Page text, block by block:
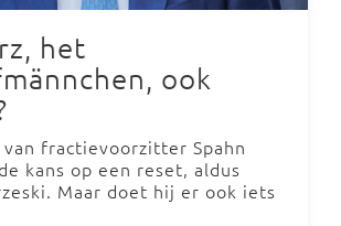
het
ook
fractievoorzitter Spahn
kans op een reset, aldus
Maar doet hij er ook iets